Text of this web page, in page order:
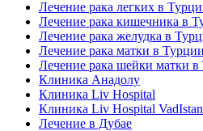
Лечение рака легких в
Лечение рака кишечника в
Лечение рака желудка в
Лечение рака матки в Турции
Лечение рака шейки матки в
Клиника Анадолу
Клиника Liv Hospital
Клиника Liv Hospital
Лечение в Дубае